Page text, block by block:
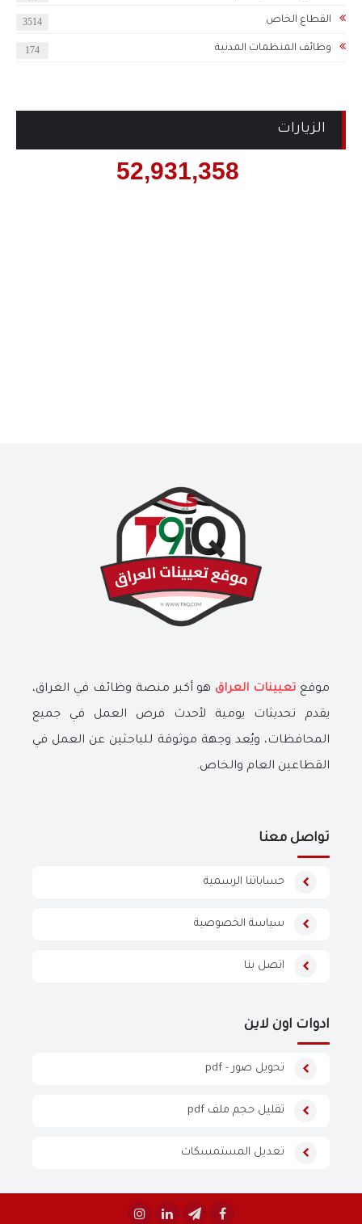
القطاع الخاص 3514
وظائف المنظمات المدنية 174
الزيارات
52,931,358
موقع تعيينات العراق هو أكبر منصة وظائف في العراق،
يقدم تحديثات يومية لأحدث فرص العمل في جميع
المحافظات، ويُعد وجهة موثوقة للباحثين عن العمل في
القطاعين العام والخاص.
تواصل معنا
حساباتنا الرسمية
سياسة الخصوصية
اتصل بنا
ادوات اون لاين
تحويل صور - pdf
تقليل حجم ملف pdf
تعديل المستمسكات